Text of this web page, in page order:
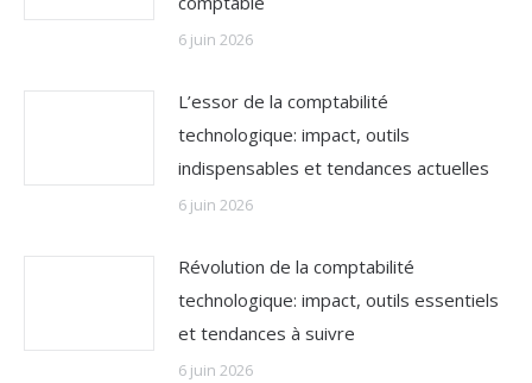
6 juin 2026
L’essor de la comptabilité
technologique: impact, outils
indispensables et tendances actuelles
6 juin 2026
Révolution de la comptabilité
technologique: impact, outils essentiels
et tendances à suivre
6 juin 2026